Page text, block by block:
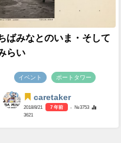
ばみなとのいま・そして
らい
イベント ポートタワー
caretaker
2018/8/21 7 年前
- №3753
3621